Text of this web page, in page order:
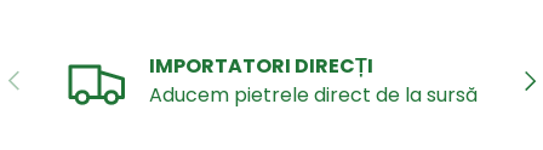
ANTERIOR
IMPORTATORI DIRECȚI
Aducem pietrele direct de la sursă